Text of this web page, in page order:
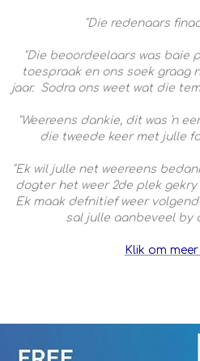
"Die redenaars
"Die beoordeelaars was baie
toespraak en ons soek graag
jaar. Sodra ons weet wat die
"Weereens dankie, dit was 'n
die tweede keer met julle
"Ek wil julle net weereens
dogter het weer 2de plek
Ek maak defnitief weer
sal julle aanbeveel by
Klik om